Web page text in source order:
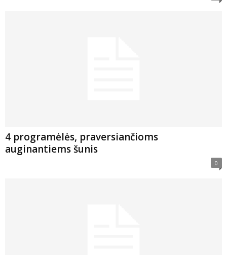
4 programėlės, praversiančioms
auginantiems šunis
0